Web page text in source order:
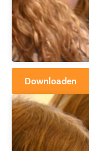
Downloaden